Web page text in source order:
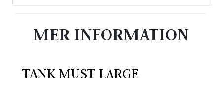
som uppstått genom felaktig skötsel eller ovarsam
hantering. Den upphör även att gälla om klockan har
MER INFORMATION
TANK MUST LARGE